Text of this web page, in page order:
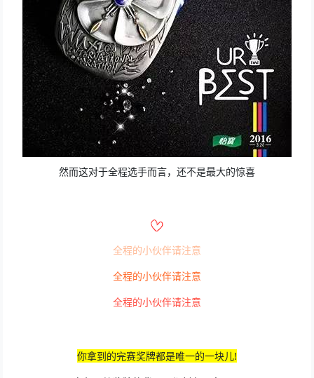
然而这对于全程选手而言，还不是最大的惊喜
全程的小伙伴请注意
全程的小伙伴请注意
全程的小伙伴请注意
你拿到的完赛奖牌都是唯一的一块儿!